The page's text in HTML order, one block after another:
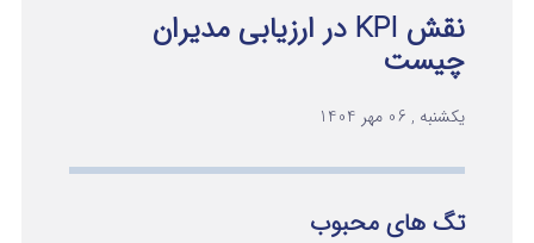
نقش KPI در ارزیابی مدیران
چیست
یکشنبه , 06 مهر 1404
تگ های محبوب